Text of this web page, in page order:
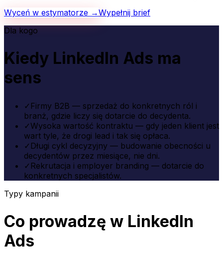
Wyceń w estymatorze →Wypełnij brief
Dla kogo
Kiedy LinkedIn Ads ma
sens
✓ Firmy B2B — sprzedaż do konkretnych ról i
branż, gdzie liczy się dotarcie do decydenta.
✓Wysoka wartość kontraktu — gdy jeden klient jest
wart tyle, że drogi lead i tak się opłaca.
✓ Długi cykl decyzyjny — budowanie obecności u
decydentów przez miesiące, nie dni.
✓ Rekrutacja i employer branding — dotarcie do
konkretnych specjalistów.
Typy kampanii
Co prowadzę w LinkedIn
Ads